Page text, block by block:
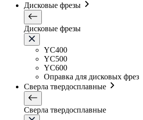
Дисковые фрезы
Дисковые фрезы
YC400
YC500
YC600
Оправка для дисковых фрез
Сверла твердосплавные
Сверла твердосплавные